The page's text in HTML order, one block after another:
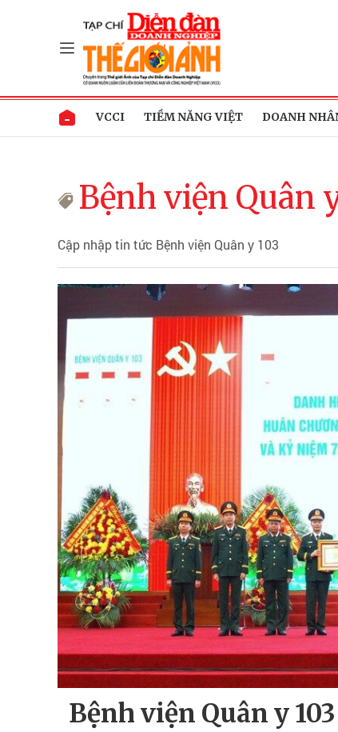
VCCI TIỀM NĂNG VIỆT DOANH
Bệnh viện Quân
Cập nhập tin tức Bệnh viện Quân y 103
Bệnh viện Quân y